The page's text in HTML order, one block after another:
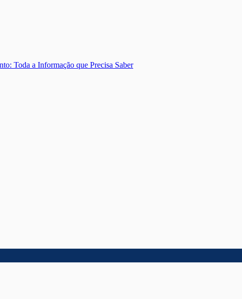
Toda a Informação que Precisa Saber